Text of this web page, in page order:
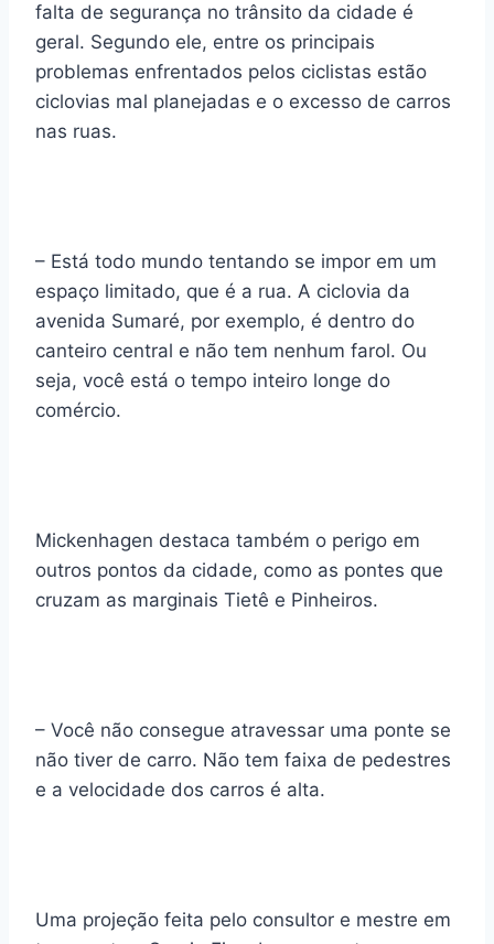
falta de segurança no trânsito da cidade é
geral. Segundo ele, entre os principais
problemas enfrentados pelos ciclistas estão
ciclovias mal planejadas e o excesso de carros
nas ruas.
– Está todo mundo tentando se impor em um
espaço limitado, que é a rua. A ciclovia da
avenida Sumaré, por exemplo, é dentro do
canteiro central e não tem nenhum farol. Ou
seja, você está o tempo inteiro longe do
comércio.
Mickenhagen destaca também o perigo em
outros pontos da cidade, como as pontes que
cruzam as marginais Tietê e Pinheiros.
– Você não consegue atravessar uma ponte se
não tiver de carro. Não tem faixa de pedestres
e a velocidade dos carros é alta.
Uma projeção feita pelo consultor e mestre em